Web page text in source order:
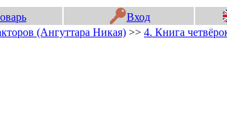
Вход
(Ангуттара Никая) >> 4. Книга